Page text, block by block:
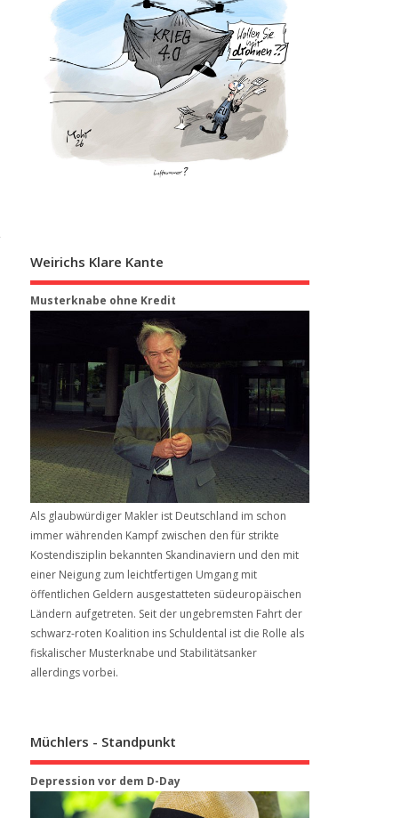
Weirichs Klare Kante
Musterknabe ohne Kredit
Als glaubwürdiger Makler ist Deutschland im schon
immer währenden Kampf zwischen den für strikte
Kostendisziplin bekannten Skandinaviern und den mit
einer Neigung zum leichtfertigen Umgang mit
öffentlichen Geldern ausgestatteten südeuropäischen
Ländern aufgetreten. Seit der ungebremsten Fahrt der
schwarz-roten Koalition ins Schuldental ist die Rolle als
fiskalischer Musterknabe und Stabilitätsanker
allerdings vorbei.
Müchlers - Standpunkt
Depression vor dem D-Day